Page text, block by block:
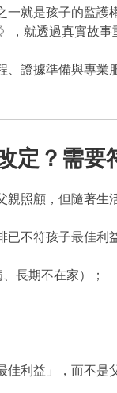
就是孩子的監
，就透過真實故
證據準備與專
定？需要
照顧，但隨著
不符孩子最佳利
長期不在家）；
利益」，而不是